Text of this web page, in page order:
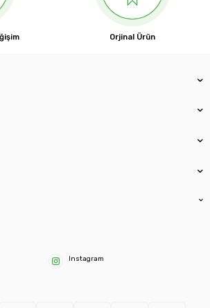
Orjinal Ürün
Instagram